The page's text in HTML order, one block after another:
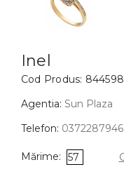
BIJUTERII COPII
Cercei
Bratari
Coliere
Lanturi
Pandantive
Inel
Cod Produs: 844598
Agentia: Sun Plaza
Telefon: 0372287946
Mărime: 57